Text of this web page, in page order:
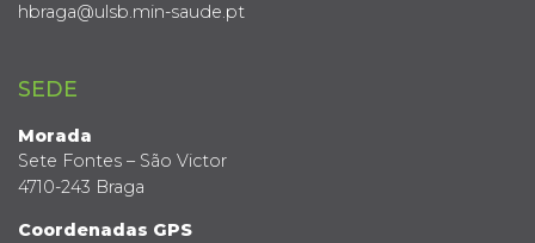
hbraga@ulsb.min-saude.pt
SEDE
Morada
Sete Fontes – São Victor
4710-243 Braga
Coordenadas GPS